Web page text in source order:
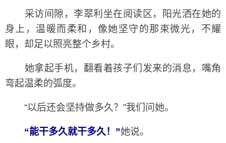
采访间隙，李翠利坐在阅读区，阳光洒在她的
身上，温暖而柔和，像她坚守的那束微光，不耀
眼，却足以照亮整个乡村。
她拿起手机，翻看着孩子们发来的消息，嘴角
弯起温柔的弧度。
“以后还会坚持做多久？”我们问她。
“能干多久就干多久！”她说。